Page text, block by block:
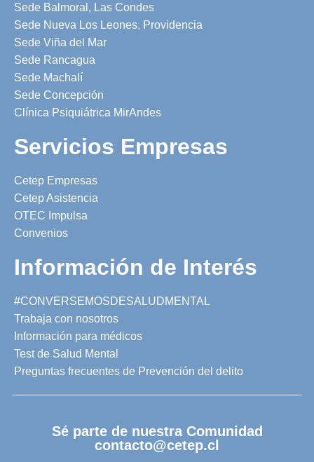
Sede Balmoral, Las Condes
Sede Nueva Los Leones, Providencia
Sede Viña del Mar
Sede Rancagua
Sede Machalí
Sede Concepción
Clínica Psiquiátrica MirAndes
Servicios Empresas
Cetep Empresas
Cetep Asistencia
OTEC Impulsa
Convenios
Información de Interés
#CONVERSEMOSDESALUDMENTAL
Trabaja con nosotros
Información para médicos
Test de Salud Mental
Preguntas frecuentes de Prevención del delito
Sé parte de nuestra Comunidad
contacto@cetep.cl